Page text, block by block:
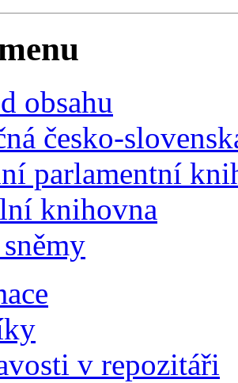
obsahu
česko-
parlamentní
knihovna
v repozitáři